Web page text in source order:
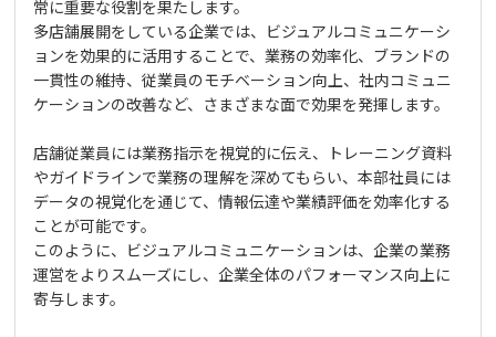
常に重要な役割を果たします。
多店舗展開をしている企業では、ビジュアルコミュニケーシ
ョンを効果的に活用することで、業務の効率化、ブランドの
一貫性の維持、従業員のモチベーション向上、社内コミュニ
ケーションの改善など、さまざまな面で効果を発揮します。
店舗従業員には業務指示を視覚的に伝え、トレーニング資料
やガイドラインで業務の理解を深めてもらい、本部社員には
データの視覚化を通じて、情報伝達や業績評価を効率化する
ことが可能です。
このように、ビジュアルコミュニケーションは、企業の業務
運営をよりスムーズにし、企業全体のパフォーマンス向上に
寄与します。